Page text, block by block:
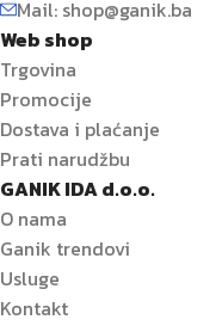
Mail: shop@ganik.ba
Web shop
Trgovina
Promocije
Dostava i plaćanje
Prati narudžbu
GANIK IDA d.o.o.
O nama
Ganik trendovi
Usluge
Kontakt